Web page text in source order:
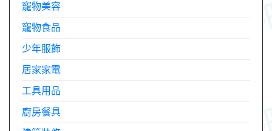
寵物美容
寵物食品
少年服飾
居家家電
工具用品
廚房餐具